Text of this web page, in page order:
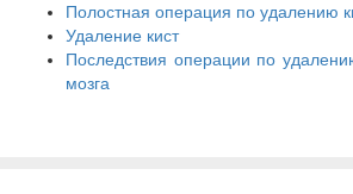
Полостная операция по удалению
Удаление кист
Последствия операции по
мозга